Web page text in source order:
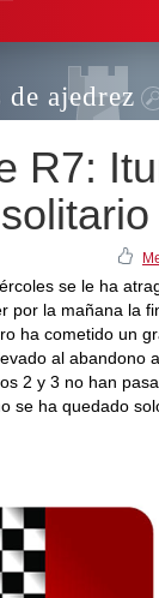
ajedrez
R7:
se le ha
por la mañana la
ha cometido un
al abandono
2 y 3 no han
se ha quedado